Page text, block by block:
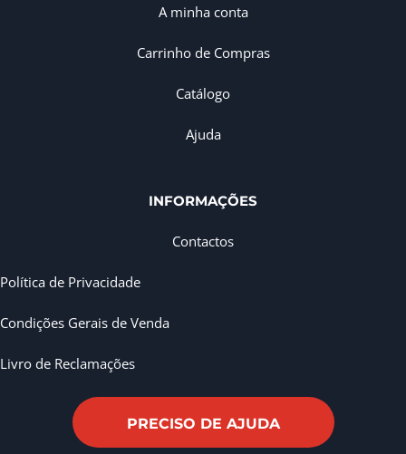
A minha conta
Carrinho de Compras
Catálogo
Ajuda
INFORMAÇÕES
Contactos
Política de Privacidade
Condições Gerais de Venda
Livro de Reclamações
PRECISO DE AJUDA